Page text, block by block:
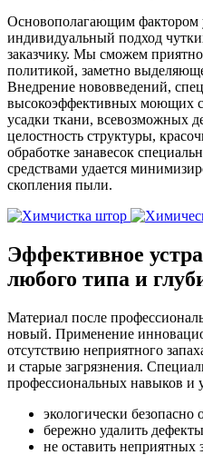
Основополагающим фактором
индивидуальный подход
заказчику. Мы сможем
политикой, заметно
Внедрение нововведений,
высокоэффективных моющих
усадки ткани, всевозможных
целостность структуры,
обработке занавесок
средствами удается
скопления пыли.
Эффективное
любого типа и
Материал после
новый. Применение
отсутствию неприятного
и старые загрязнения.
профессиональных навыков и
экологически безопасно
бережно удалить
не оставить неприятных